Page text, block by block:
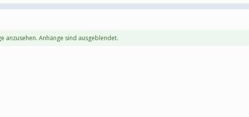
anzusehen. Anhänge sind ausgeblendet.